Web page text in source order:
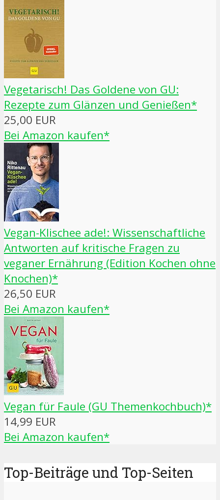
Vegetarisch! Das Goldene von GU:
Rezepte zum Glänzen und Genießen*
25,00 EUR
Bei Amazon kaufen*
Vegan-Klischee ade!: Wissenschaftliche
Antworten auf kritische Fragen zu
veganer Ernährung (Edition Kochen ohne
Knochen)*
26,50 EUR
Bei Amazon kaufen*
Vegan für Faule (GU Themenkochbuch)*
14,99 EUR
Bei Amazon kaufen*
Top-Beiträge und Top-Seiten